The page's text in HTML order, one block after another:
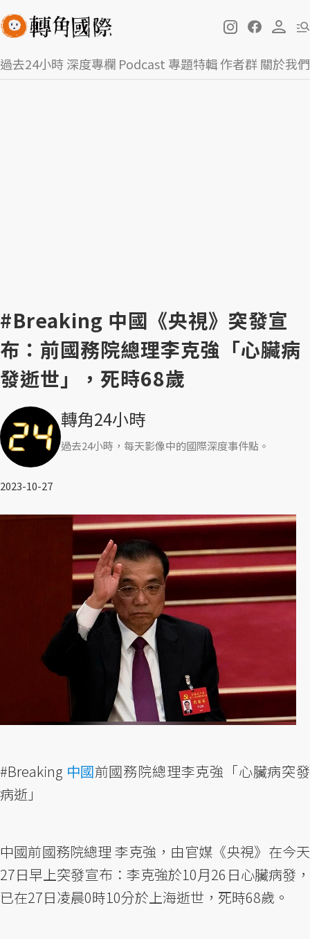
過去24小時深度專欄 Podcast 專題特輯作者群關於我們
#Breaking 中國《央視》突發宣
布：前國務院總理李克強「心臟病
發逝世」，死時68歲
轉角24小時
過去24小時，每天影像中的國際深度事件點。
2023-10-27
#Breaking 中國前國務院總理李克強「心臟病突發
病逝」
中國前國務院總理 李克強，由官媒《央視》在今天
27日早上突發宣布：李克強於10月26日心臟病發，
已在27日凌晨0時10分於上海逝世，死時68歲。